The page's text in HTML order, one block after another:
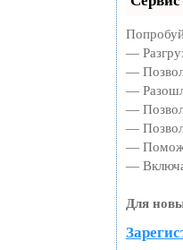
—
—
—
—
—
—
—
Для